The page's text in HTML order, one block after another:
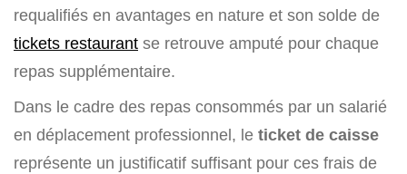
requalifiés en avantages en nature et son solde de
tickets restaurant se retrouve amputé pour chaque
repas supplémentaire.
Dans le cadre des repas consommés par un salarié
en déplacement professionnel, le ticket de caisse
représente un justificatif suffisant pour ces frais de